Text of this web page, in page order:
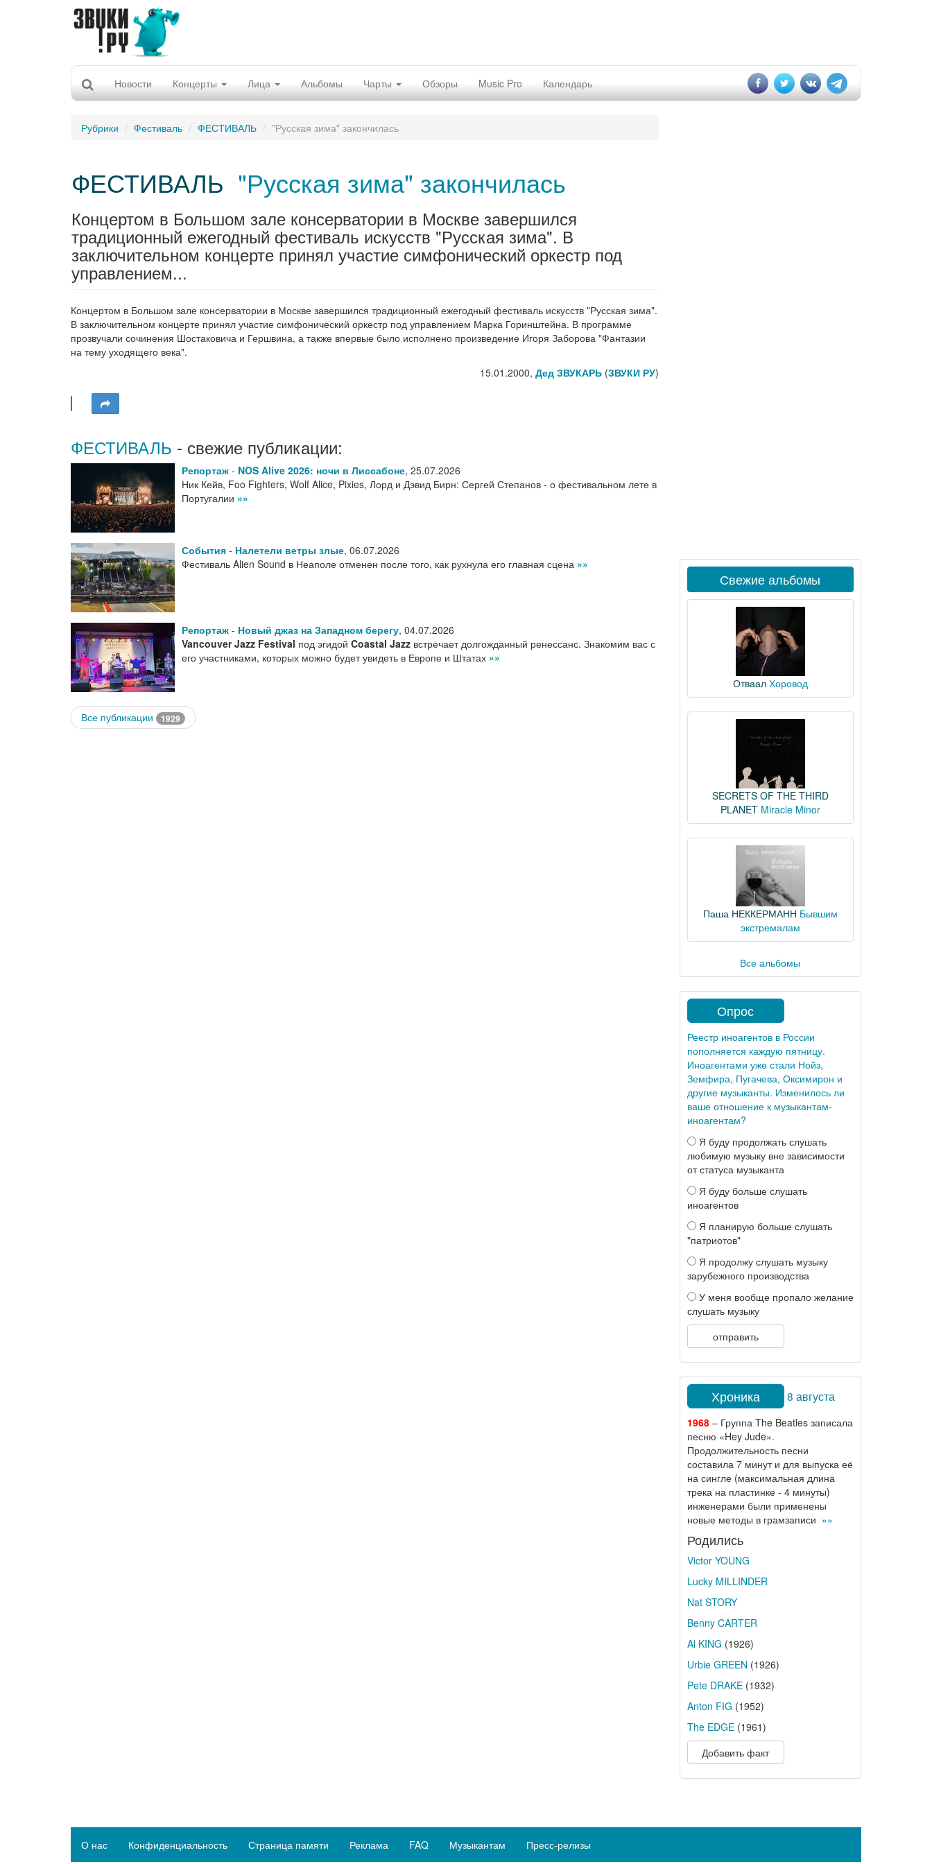
Новости Концерты Лица Альбомы Чарты Обзоры Music Pro Календарь
Рубрики Фестиваль ФЕСТИВАЛЬ "Русская зима" закончилась
ФЕСТИВАЛЬ "Русская зима" закончилась
Концертом в Большом зале консерватории в Москве завершился
традиционный ежегодный фестиваль искусств "Русская зима". В
заключительном концерте принял участие симфонический оркестр под
управлением...
Концертом в Большом зале консерватории в Москве завершился традиционный ежегодный фестиваль искусств "Русская зима".
В заключительном концерте принял участие симфонический оркестр под управлением Марка Горинштейна. В программе
прозвучали сочинения Шостаковича и Гершвина, а также впервые было исполнено произведение Игоря Заборова "Фантазии
на тему уходящего века".
15.01.2000, Дед ЗВУКАРЬ(ЗВУКИ РУ)
ФЕСТИВАЛЬ - свежие публикации:
Репортаж - NOS Alive 2026: ночи в Лиссабоне, 25.07.2026
Ник Кейв, Foo Fighters, Wolf Alice, Pixies, Лорд и Дэвид Бирн: Сергей Степанов - о фестивальном лете в
Португалии »»
События - Налетели ветры злые, 06.07.2026
Фестиваль Alien Sound в Неаполе отменен после того, как рухнула его главная сцена »»
Репортаж - Новый джаз на Западном берегу, 04.07.2026
Vancouver Jazz Festival под эгидой Coastal Jazz встречает долгожданный ренессанс. Знакомим вас с
его участниками, которых можно будет увидеть в Европе и Штатах »»
Все публикации 1929
Свежие альбомы
Отваал Хоровод
SECRETS OF THE THIRD
PLANET Miracle Minor
Паша НЕККЕРМАНН Бывшим
экстремалам
Все альбомы
Опрос
Реестр иноагентов в России
пополняется каждую пятницу.
Иноагентами уже стали Нойз,
Земфира, Пугачева, Оксимирон и
другие музыканты. Изменилось ли
ваше отношение к музыкантам-
иноагентам?
Я буду продолжать слушать
любимую музыку вне зависимости
от статуса музыканта
Я буду больше слушать
иноагентов
Я планирую больше слушать
"патриотов"
Я продолжу слушать музыку
зарубежного производства
У меня вообще пропало желание
слушать музыку
отправить
Хроника 8 августа
1968– Группа The Beatles записала
песню «Hey Jude».
Продолжительность песни
составила 7 минут и для выпуска её
на сингле (максимальная длина
трека на пластинке - 4 минуты)
инженерами были применены
новые методы в грамзаписи »»
Родились
Victor YOUNG
Lucky MILLINDER
Nat STORY
Benny CARTER
Al KING (1926)
Urbie GREEN (1926)
Pete DRAKE(1932)
Anton FIG (1952)
The EDGE(1961)
Добавить факт
О нас Конфиденциальность Страница памяти Реклама FAQ Музыкантам Пресс-релизы